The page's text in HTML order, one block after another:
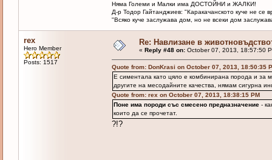
Няма Големи и Малки има ДОСТОЙНИ и ЖАЛКИ!
Д-р Тодор Гайтанджиев: "Каракачанското куче не
"Всяко куче заслужава дом, но не всеки дом
rex
Hero Member
Posts: 1517
Re: Навлизане в
« Reply #48 on:October 07, 2013, 18:57:50
Quote from: DonKrasi on October 07, 2013, 18:50:35
Е симентала като цяло е комбинирана порода и за
другите на месодайните качества, нямам сигурна
Quote from: rex on October 07, 2013, 18:38:15 PM
Поне има породи със смесено предназначение-
които да се прочетат.
?!?